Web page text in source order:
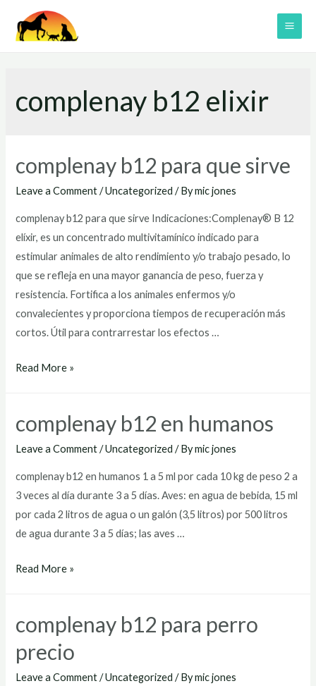
complenay b12 elixir
complenay b12 para que sirve
Leave a Comment /Uncategorized / Bymic jones
complenay b12 para que sirve Indicaciones:Complenay® B 12
elíxir, es un concentrado multivitamínico indicado para
estimular animales de alto rendimiento y/o trabajo pesado, lo
que se refleja en una mayor ganancia de peso, fuerza y
resistencia. Fortifica a los animales enfermos y/o
convalecientes y proporciona tiempos de recuperación más
cortos. Útil para contrarrestar los efectos …
complenay
que
sirve
Read More »
complenay b12 en humanos
Leave a Comment /Uncategorized / Bymic jones
complenay b12 en humanos 1 a 5 ml por cada 10 kg de peso 2 a
3 veces al día durante 3 a 5 días. Aves: en agua de bebida, 15 ml
por cada 2 litros de agua o un galón (3,5 litros) por 500 litros
de agua durante 3 a 5 días; las aves …
complenay
humanos
Read More »
complenay b12 para perro
precio
Leave a Comment /Uncategorized / Bymic jones